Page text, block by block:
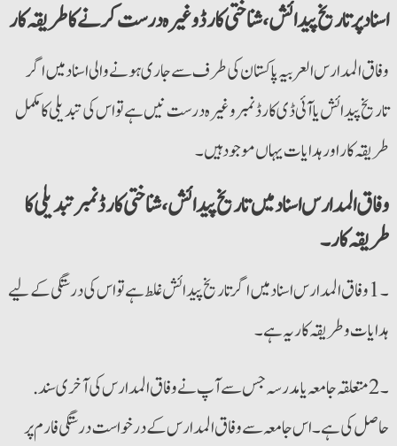
اسناد پر تاریخ پیدائش،شناختی کارڈ وغیرہ درست کرنےکاطریقہ کار
وفاق المدارس العربیہ پاکستان کی طرف سے جاری ہونے والی اسناد میں اگر
تاریخ پیدائش یا آئی ڈی کارڈ نمبر وغیرہ درست نیں ہے تو اس کی تبدیلی کا مکمل
طریقہ کار اور ہدایات یہاں موجود ہیں۔
وفاق المدارس اسناد میں تاریخ پیدائش ،شناختی کارڈ نمبر تبدیلی کا
طریقہ کار۔
۔1 وفاق المدارس اسناد میں اگر تاریخ پیدائش غلط ہے تو اس کی درستگی کے لیے
ہدایات و طریقہ کار یہ ہے۔
.۔2 متعلقہ جامعہ یا مدرسہ جس سے آپ نے وفاق المدارس کی آخری سند
حاصل کی ہے۔ اس جامعہ سے وفاق المدارس کے درخواست درستگی فارم پر